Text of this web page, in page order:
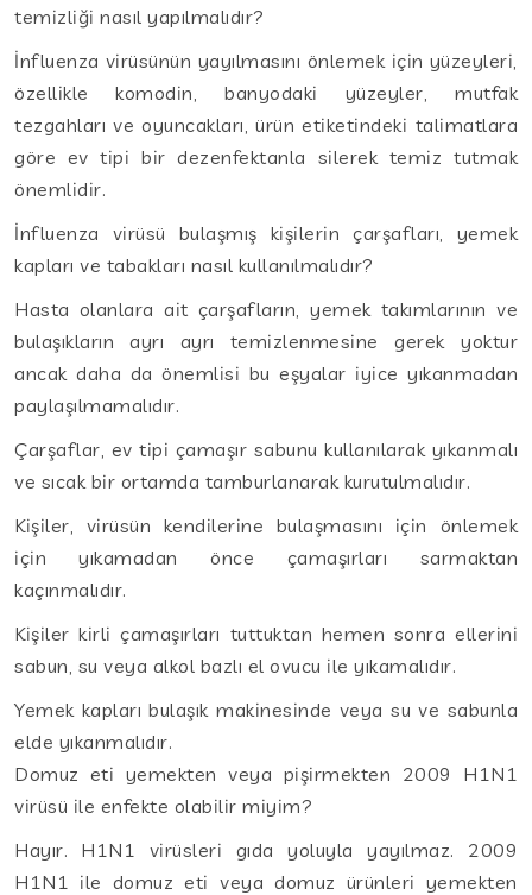
temizliği nasıl yapılmalıdır?
İnfluenza virüsünün yayılmasını önlemek için yüzeyleri,
özellikle komodin, banyodaki yüzeyler, mutfak
tezgahları ve oyuncakları, ürün etiketindeki talimatlara
göre ev tipi bir dezenfektanla silerek temiz tutmak
önemlidir.
İnfluenza virüsü bulaşmış kişilerin çarşafları, yemek
kapları ve tabakları nasıl kullanılmalıdır?
Hasta olanlara ait çarşafların, yemek takımlarının ve
bulaşıkların ayrı ayrı temizlenmesine gerek yoktur
ancak daha da önemlisi bu eşyalar iyice yıkanmadan
paylaşılmamalıdır.
Çarşaflar, ev tipi çamaşır sabunu kullanılarak yıkanmalı
ve sıcak bir ortamda tamburlanarak kurutulmalıdır.
Kişiler, virüsün kendilerine bulaşmasını için önlemek
için yıkamadan önce çamaşırları sarmaktan
kaçınmalıdır.
Kişiler kirli çamaşırları tuttuktan hemen sonra ellerini
sabun, su veya alkol bazlı el ovucu ile yıkamalıdır.
Yemek kapları bulaşık makinesinde veya su ve sabunla
elde yıkanmalıdır.
Domuz eti yemekten veya pişirmekten 2009 H1N1
virüsü ile enfekte olabilir miyim?
Hayır. H1N1 virüsleri gıda yoluyla yayılmaz. 2009
H1N1 ile domuz eti veya domuz ürünleri yemekten